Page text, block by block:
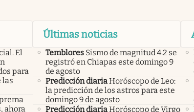
El
para
las
ahora
Últimas noticias
Temblores Sismo de magnitud 4.2 se
registró en Chiapas este domingo 9
de agosto
Predicción diariaHoróscopo de Leo:
la predicción de los astros para este
domingo 9 de agosto
Predicción diariaHoróscopo de Virgo